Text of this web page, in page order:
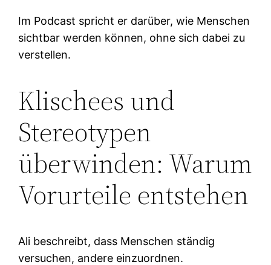
Im Podcast spricht er darüber, wie Menschen
sichtbar werden können, ohne sich dabei zu
verstellen.
Klischees und
Stereotypen
überwinden: Warum
Vorurteile entstehen
Ali beschreibt, dass Menschen ständig
versuchen, andere einzuordnen.